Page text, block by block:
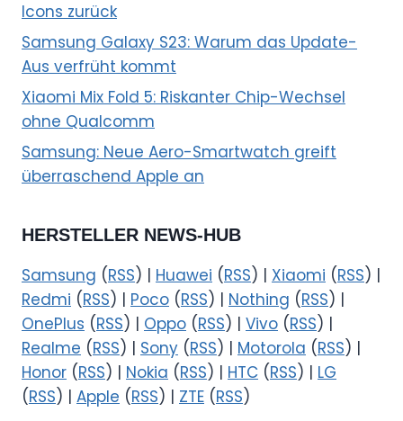
Icons zurück
Samsung Galaxy S23: Warum das Update-
Aus verfrüht kommt
Xiaomi Mix Fold 5: Riskanter Chip-Wechsel
ohne Qualcomm
Samsung: Neue Aero-Smartwatch greift
überraschend Apple an
HERSTELLER NEWS-HUB
Samsung (RSS) | Huawei (RSS) | Xiaomi (RSS) |
Redmi (RSS) | Poco (RSS) | Nothing (RSS) |
OnePlus (RSS) | Oppo (RSS) | Vivo (RSS) |
Realme (RSS) | Sony (RSS) | Motorola (RSS) |
Honor (RSS) | Nokia (RSS) | HTC (RSS) | LG
(RSS) | Apple (RSS) | ZTE (RSS)